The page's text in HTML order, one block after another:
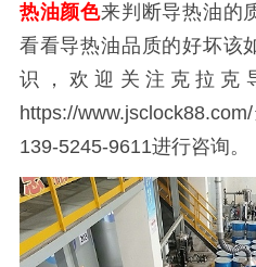
热油颜色来判断导热油的
看看导热油品质的好坏该
识，欢迎关注克拉克
https://www.jsclock88.com/
139-5245-9611进行咨询。